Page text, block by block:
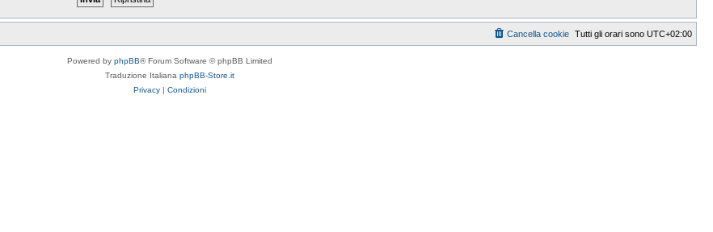
Tutti gli orari sono UTC+02:00
Cancella cookie
Powered by phpBB® Forum Software © phpBB Limited
Traduzione Italiana phpBB-Store.it
Privacy | Condizioni